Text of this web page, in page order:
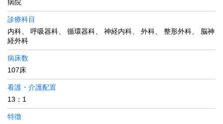
病院
診療科目
内科、 呼吸器科、 循環器科、 神経内科、 外科、 整形外科、 脳神
経外科
病床数
107床
看護・介護配置
13：1
特徴